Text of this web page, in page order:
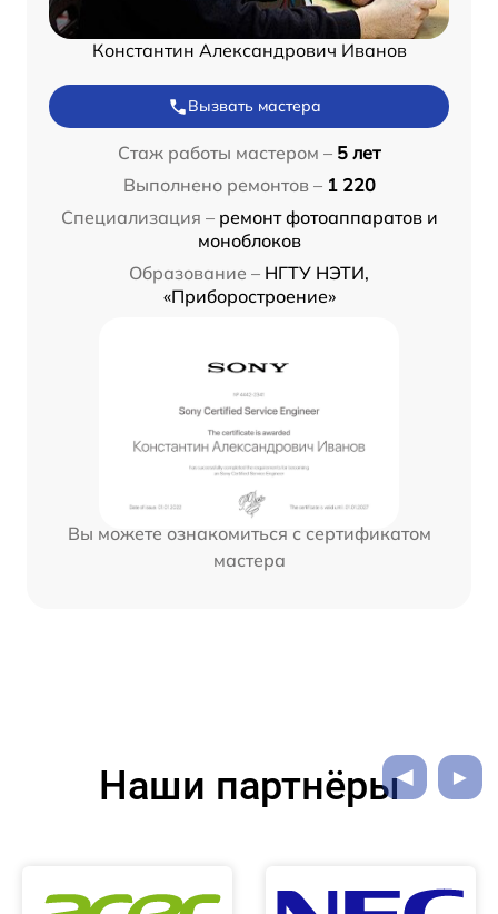
Константин Александрович Иванов
Вызвать мастера
Стаж работы мастером – 5 лет
Выполнено ремонтов – 1 220
Специализация – ремонт фотоаппаратов и
моноблоков
Образование – НГТУ НЭТИ,
«Приборостроение»
Вы можете ознакомиться с сертификатом
мастера
Наши партнёры